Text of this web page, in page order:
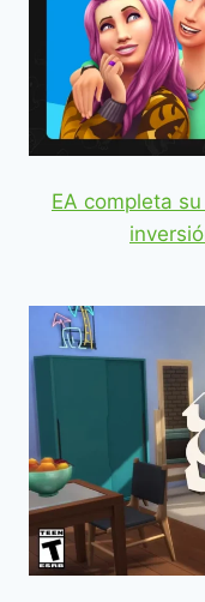
EA completa